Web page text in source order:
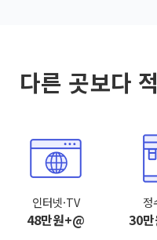
다른 곳보다
인터넷·TV
48만원+@
정
30